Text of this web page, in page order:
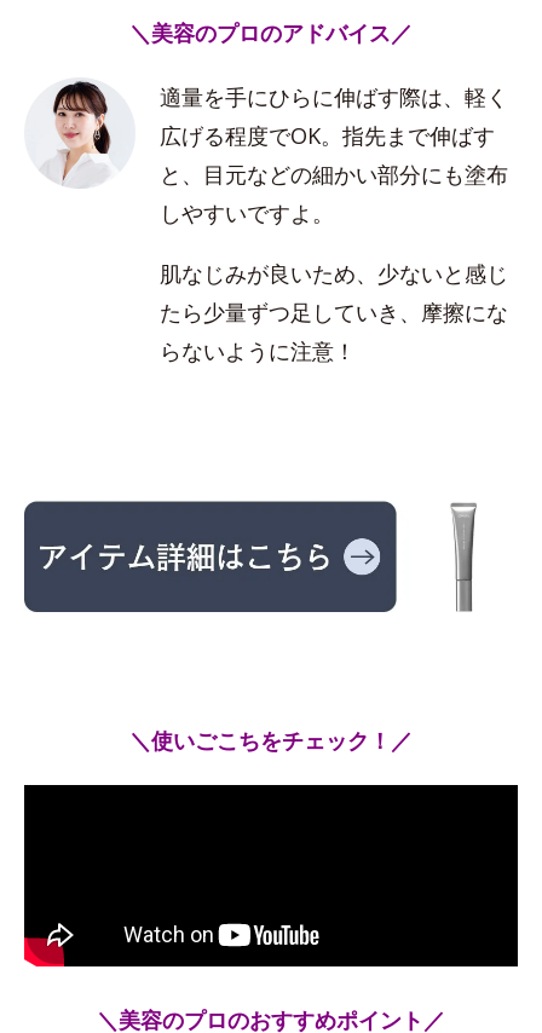
＼美容のプロのアドバイス／
適量を手にひらに伸ばす際は、軽く
広げる程度でOK。指先まで伸ばす
と、目元などの細かい部分にも塗布
しやすいですよ。
肌なじみが良いため、少ないと感じ
たら少量ずつ足していき、摩擦にな
らないように注意！
＼使いごこちをチェック！／
＼美容のプロのおすすめポイント／